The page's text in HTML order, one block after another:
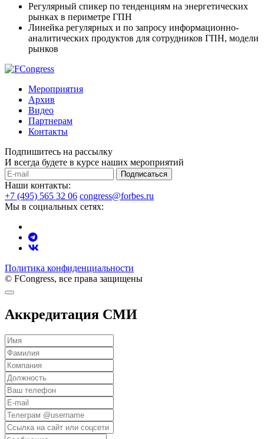
Регулярный спикер по тенденциям на энергетических
рынках в периметре ГПН
Линейка регулярных и по запросу информационно-
аналитических продуктов для сотрудников ГПН, модели
рынков
Мероприятия
Архив
Видео
Партнерам
Контакты
Подпишитесь на рассылку
И всегда будете в курсе наших мероприятий
Подписаться
Наши контакты:
+7 (495) 565 32 06 congress@forbes.ru
Мы в социальных сетях:
Политика конфиденциальности
© FCongress, все права защищены
Аккредитация СМИ